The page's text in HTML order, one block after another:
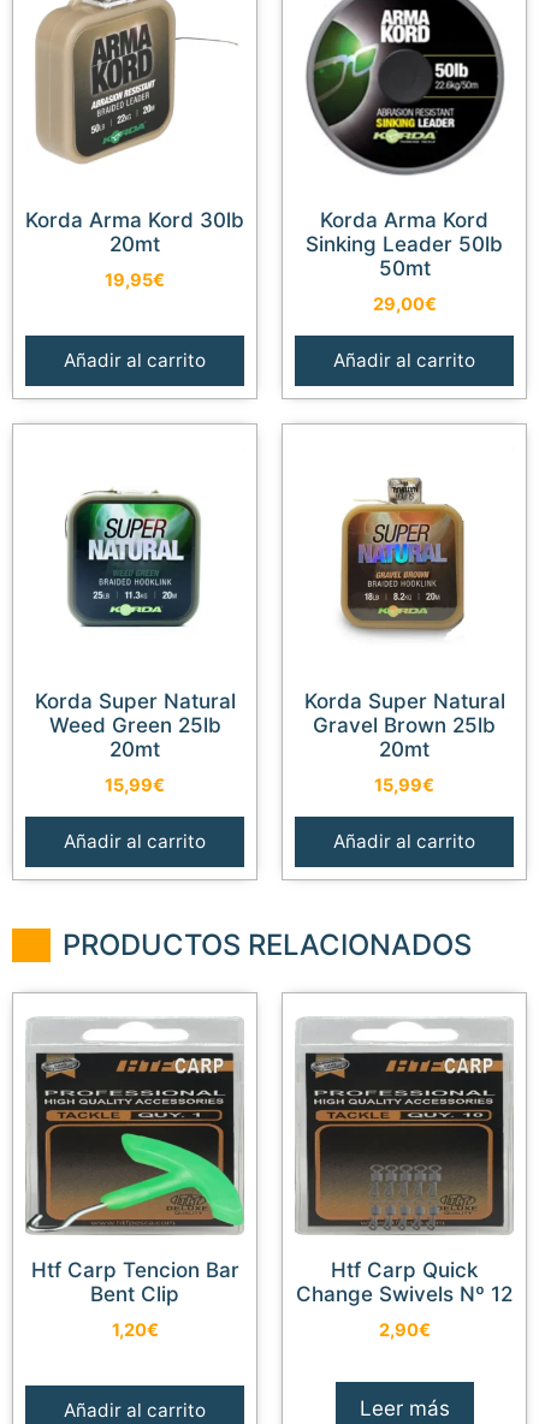
Korda Arma Kord 30lb
20mt
19,95€
Añadir al carrito
Korda Arma Kord
Sinking Leader 50lb
50mt
29,00€
Añadir al carrito
Korda Super Natural
Weed Green 25lb
20mt
15,99€
Añadir al carrito
Korda Super Natural
Gravel Brown 25lb
20mt
15,99€
Añadir al carrito
PRODUCTOS RELACIONADOS
Htf Carp Tencion Bar
Bent Clip
1,20€
Añadir al carrito
Htf Carp Quick
Change Swivels Nº 12
2,90€
Leer más